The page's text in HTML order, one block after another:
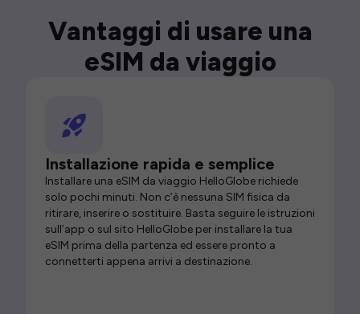
Vantaggi di usare una
eSIM da viaggio
Installazione rapida e semplice
Installare una eSIM da viaggio HelloGlobe richiede
solo pochi minuti. Non c’è nessuna SIM fisica da
ritirare, inserire o sostituire. Basta seguire le istruzioni
sull’app o sul sito HelloGlobe per installare la tua
eSIM prima della partenza ed essere pronto a
connetterti appena arrivi a destinazione.